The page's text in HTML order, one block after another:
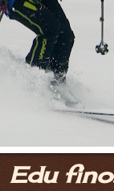
Edu